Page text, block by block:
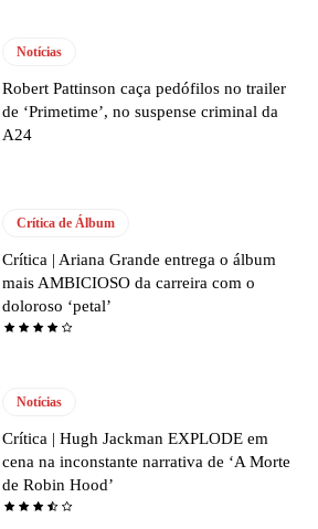
Notícias
Robert Pattinson caça pedófilos no trailer
de ‘Primetime’, no suspense criminal da
A24
Crítica de Álbum
Crítica | Ariana Grande entrega o álbum
mais AMBICIOSO da carreira com o
doloroso ‘petal’
Notícias
Crítica | Hugh Jackman EXPLODE em
cena na inconstante narrativa de ‘A Morte
de Robin Hood’